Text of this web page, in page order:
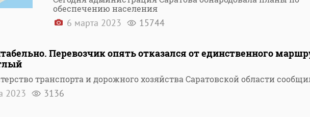
обеспечению населения
6 марта 2023 15744
Перевозчик опять отказался от единственного
транспорта и дорожного хозяйства Саратовской области
2023 3136